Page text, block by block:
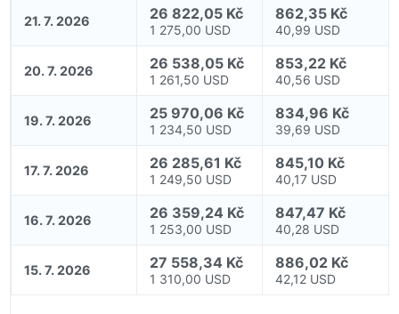
21. 7. 2026 26 822,05 Kč
1 275,00 USD
862,35 Kč
40,99 USD
20. 7. 2026 26 538,05 Kč
1 261,50 USD
853,22 Kč
40,56 USD
19. 7. 2026 25 970,06 Kč
1 234,50 USD
834,96 Kč
39,69 USD
17. 7. 2026 26 285,61 Kč
1 249,50 USD
845,10 Kč
40,17 USD
16. 7. 2026 26 359,24 Kč
1 253,00 USD
847,47 Kč
40,28 USD
15. 7. 2026 27 558,34 Kč
1 310,00 USD
886,02 Kč
42,12 USD